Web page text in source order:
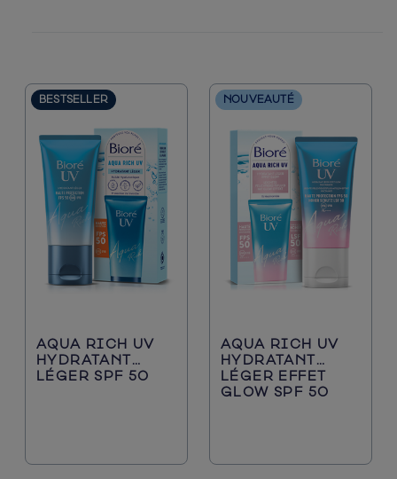
Peau normale à grasse
BESTSELLER
AQUA RICH UV
HYDRATANT
LÉGER SPF 50
NOUVEAUTÉ
AQUA RICH UV
HYDRATANT
LÉGER EFFET
GLOW SPF 50